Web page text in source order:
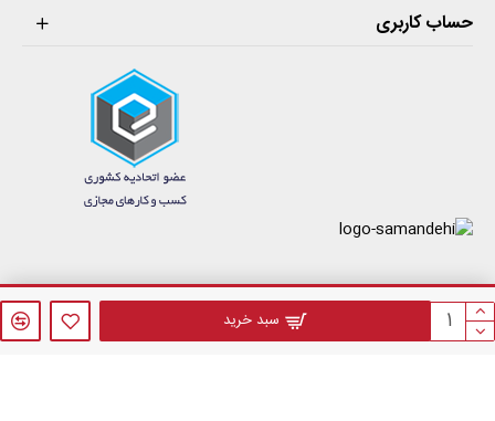
سبد خرید
حساب کاربری
فروشگاه اینترنتی فازنول © 1405 . کلیه حقوق مادی و معنوی این سایت محفوظ می‌باشد.
طراحی سایت فروشگاهیتوسط